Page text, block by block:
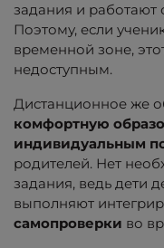
задания и
Поэтому, если
временной зоне,
недоступным.
Дистанционное же
комфортную
индивидуальным
родителей. Нет
задания, ведь дети
выполняют
самопроверки во